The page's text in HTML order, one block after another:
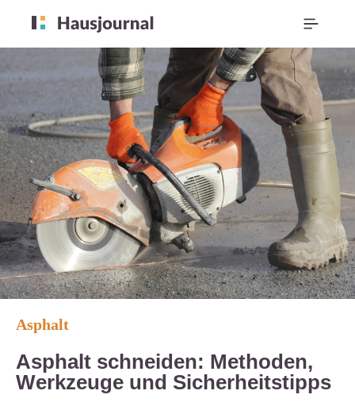
Asphalt
Asphalt schneiden: Methoden,
Werkzeuge und Sicherheitstipps